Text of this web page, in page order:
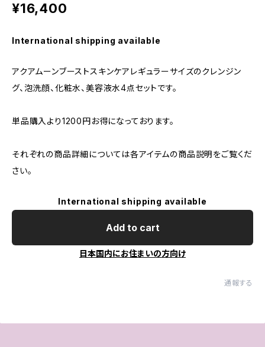
¥16,400
International shipping available
アクアムーンブーストスキンケアレギュラーサイズのクレンジン
グ、泡洗顔、化粧水、美容液水4点セットです。
単品購入より1200円お得になっております。
それぞれの商品詳細については各アイテムの商品説明をご覧くだ
さい。
International shipping available
Add to cart
日本国内にお住まいの方向け
通報する